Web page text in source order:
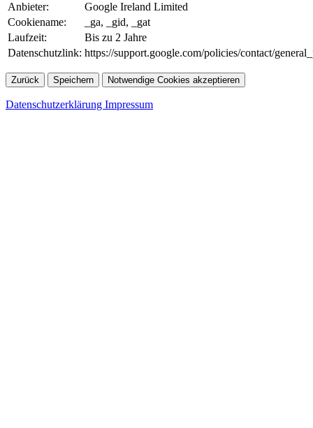
Anbieter:
Google Ireland Limited
Cookiename:
_ga, _gid, _gat
Laufzeit:
Bis zu 2 Jahre
Datenschutzlink: https://support.google.com/policies/contact/
Zurück Speichern Notwendige Cookies akzeptieren
Datenschutzerklärung Impressum